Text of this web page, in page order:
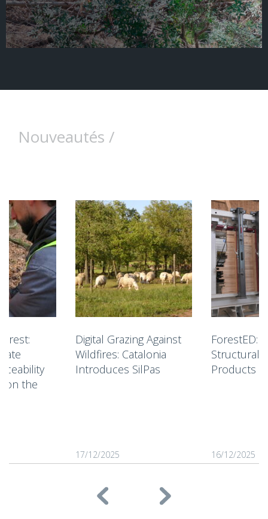
Nouveautés /
on the
Digital Grazing Against
Wildfires: Catalonia
Introduces SilPas
17/12/2025
ForestED:
Structural
Products
16/12/2025